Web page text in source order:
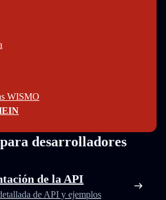
WISMO
desarrolladores
de la API
de API y ejemplos